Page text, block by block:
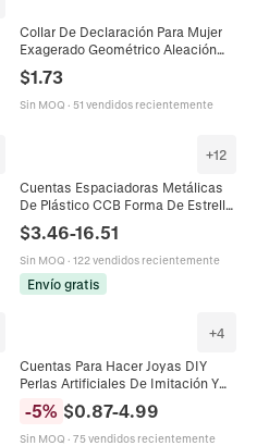
Collar De Declaración Para Mujer
Exagerado Geométrico Aleación
Multicapa Malla Metálica Cadena
Tejida Joyería Atrevida
$1.73
Sin MOQ · 51 vendidos recientemente
+12
Cuentas Espaciadoras Metálicas
De Plástico CCB Forma De Estrella
Corazón Redondo Cuentas Sueltas
Para Pulsera Collar Fabricación De
Joyas
$3.46-16.51
Sin MOQ · 122 vendidos recientemente
Envío gratis
+4
Cuentas Para Hacer Joyas DIY
Perlas Artificiales De Imitación Y
Cuentas Espaciadoras Metálicas
Para Pulsera Collar Manualidades
-5% $0.87-4.99
Sin MOQ · 75 vendidos recientemente